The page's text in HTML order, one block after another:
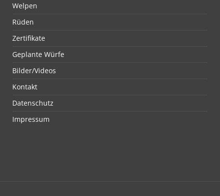
Welpen
Rüden
Zertifikate
Geplante Würfe
Bilder/Videos
Kontakt
Datenschutz
Impressum